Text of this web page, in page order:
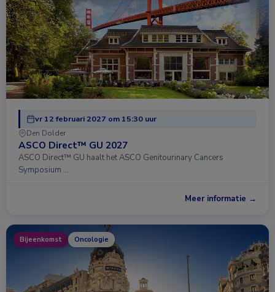
vr 12 februari 2027 om 15:30 uur
Den Dolder
ASCO Direct™ GU 2027
ASCO Direct™ GU haalt het ASCO Genitourinary Cancers
Symposium …
Meer informatie →
Bijeenkomst Oncologie